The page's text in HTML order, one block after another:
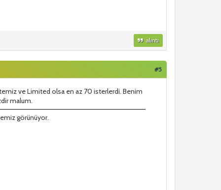
alıntı
#5
ve Limited olsa en az 70 isterlerdi. Benim
malum.
görünüyor.